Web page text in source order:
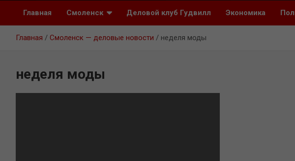
Главная Смоленск Деловой клуб Гудвилл Экономика
Главная Смоленск — деловые новости неделя моды
неделя моды